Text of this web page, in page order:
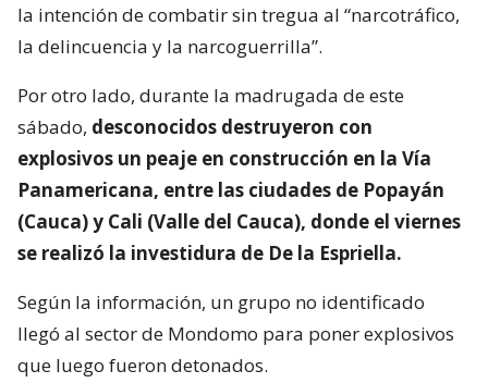
la intención de combatir sin tregua al “narcotráfico,
la delincuencia y la narcoguerrilla”.
Por otro lado, durante la madrugada de este
sábado, desconocidos destruyeron con
explosivos un peaje en construcción en la Vía
Panamericana, entre las ciudades de Popayán
(Cauca) y Cali (Valle del Cauca), donde el viernes
se realizó la investidura de De la Espriella.
Según la información, un grupo no identificado
llegó al sector de Mondomo para poner explosivos
que luego fueron detonados.